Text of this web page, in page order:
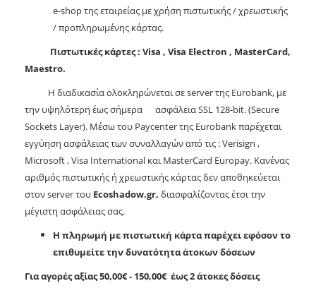
e-shop της εταιρείας με χρήση πιστωτικής / χρεωστικής
/ προπληρωμένης κάρτας.
Πιστωτικέςκάρτες: Visa , Visa Electron , MasterCard,
Maestro.
Η διαδικασία ολοκληρώνεται σε server της Eurobank, με
την υψηλότερη έως σήμερα ασφάλεια SSL 128-bit. (Secure
Sockets Layer). Μέσω του Paycenter της Eurobank παρέχεται
εγγύηση ασφάλειας των συναλλαγών από τις : Verisign ,
Microsoft , Visa International και ΜasterCard Europay. Κανένας
αριθμός πιστωτικής ή χρεωστικής κάρτας δεν αποθηκεύεται
στον server του Ecoshadow.gr, διασφαλίζοντας έτσι την
μέγιστη ασφάλειας σας.
Η πληρωμή με πιστωτική κάρτα παρέχει εφόσον το
επιθυμείτε την δυνατότητα άτοκων δόσεων
Για αγορές αξίας 50,00€ - 150,00€ έως 2 άτοκες δόσεις